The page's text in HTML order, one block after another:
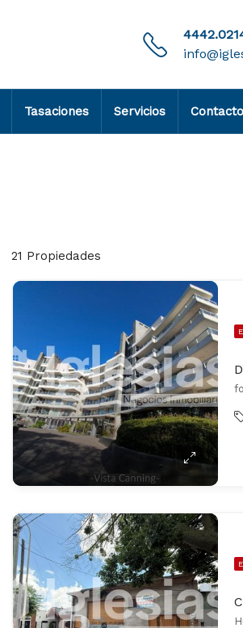
Tasaciones Servicios Contacto
21 Propiedades